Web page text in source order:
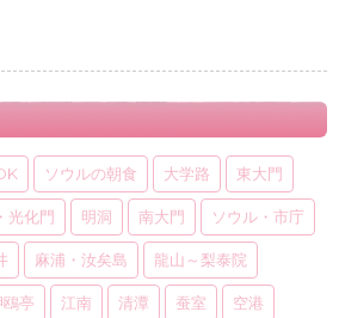
ソウルの朝食 大学路 東大門
光化門 明洞 南大門 ソウル・市庁
麻浦・汝矣島 龍山～梨泰院
鴎亭 江南 清潭 蚕室 空港